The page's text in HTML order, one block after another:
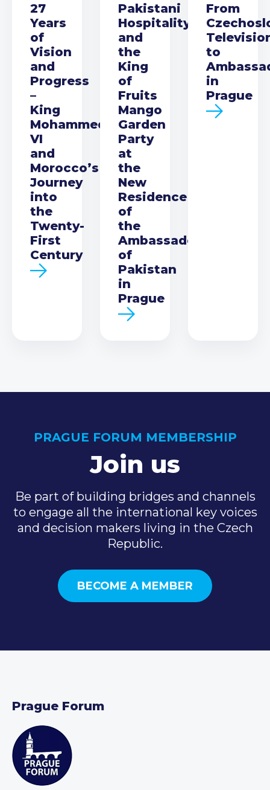
27
Years
of
Vision
and
Progress
–
King
Mohammed
VI
and
Morocco’s
Journey
into
the
Twenty-
First
Century
Pakistani
Hospitality
and
the
King
of
Fruits
Mango
Garden
Party
at
the
New
Residence
of
the
Ambassador
of
Pakistan
in
Prague
From
to
in
Prague
PRAGUE FORUM MEMBERSHIP
Join us
Be part of building bridges and channels
to engage all the international key voices
and decision makers living in the Czech
Republic.
BECOME A MEMBER
Prague Forum